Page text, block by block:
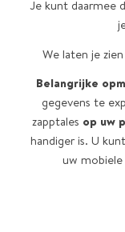
Je kunt daarmee
We laten je
Belangrijke
gegevens te
zapptales op uw
handiger is. U
uw